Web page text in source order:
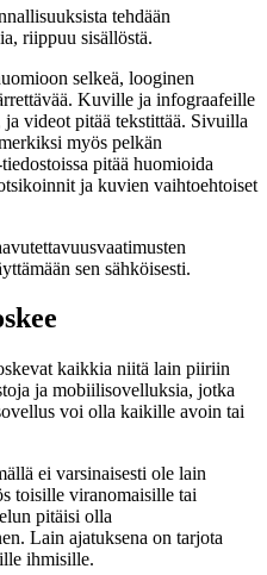
tehdään
riippuu sisällöstä.
selkeä, looginen
Kuville ja infograafeille
videot pitää tekstittää. Sivuilla
myös pelkän
pitää huomioida
ja kuvien vaihtoehtoiset
sen sähköisesti.
kaikkia niitä lain piiriin
ja mobiilisovelluksia, jotka
voi olla kaikille avoin tai
ei varsinaisesti ole lain
toisille viranomaisille tai
pitäisi olla
Lain ajatuksena on tarjota
ihmisille.